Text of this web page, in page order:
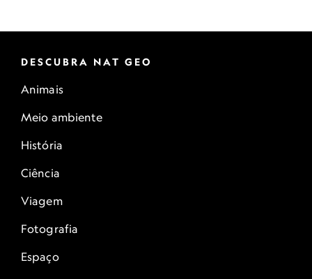
DESCUBRA NAT GEO
Animais
Meio ambiente
História
Ciência
Viagem
Fotografia
Espaço